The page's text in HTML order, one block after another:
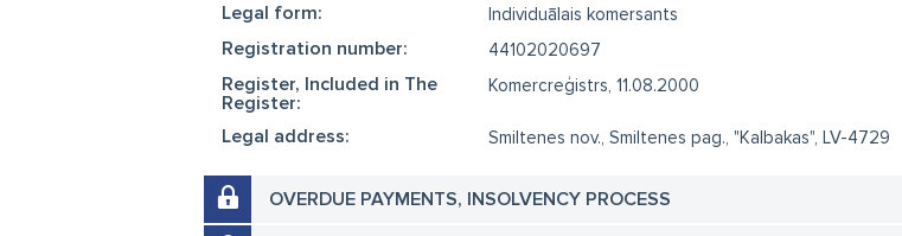
Legal form: Individuālais komersants
Registration number: 44102020697
Register, Included in The
Register:
Komercreģistrs, 11.08.2000
Legal address: Smiltenes nov., Smiltenes pag., "Kalbakas", LV-4729
OVERDUE PAYMENTS, INSOLVENCY PROCESS